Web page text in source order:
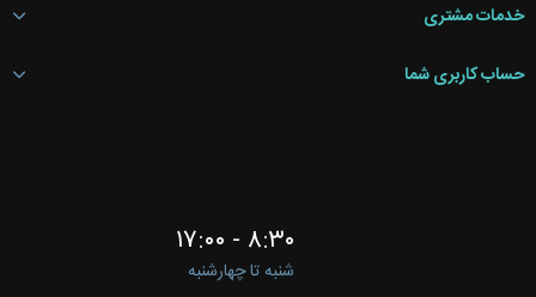
خدمات مشتری
حساب کاربری شما
۸:۳۰ - ۱۷:۰۰
شنبه تا چهارشنبه